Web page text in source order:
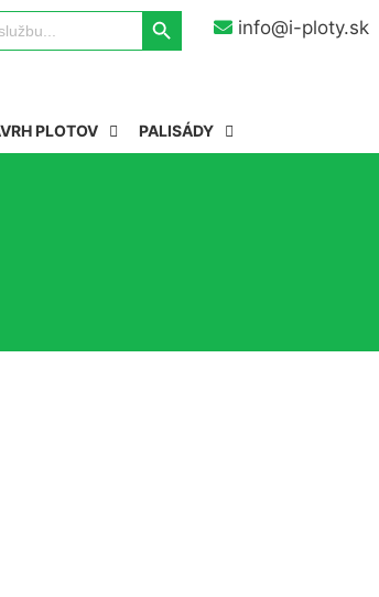
info@i-ploty.sk
Search Button
PLOTOV PALISÁDY